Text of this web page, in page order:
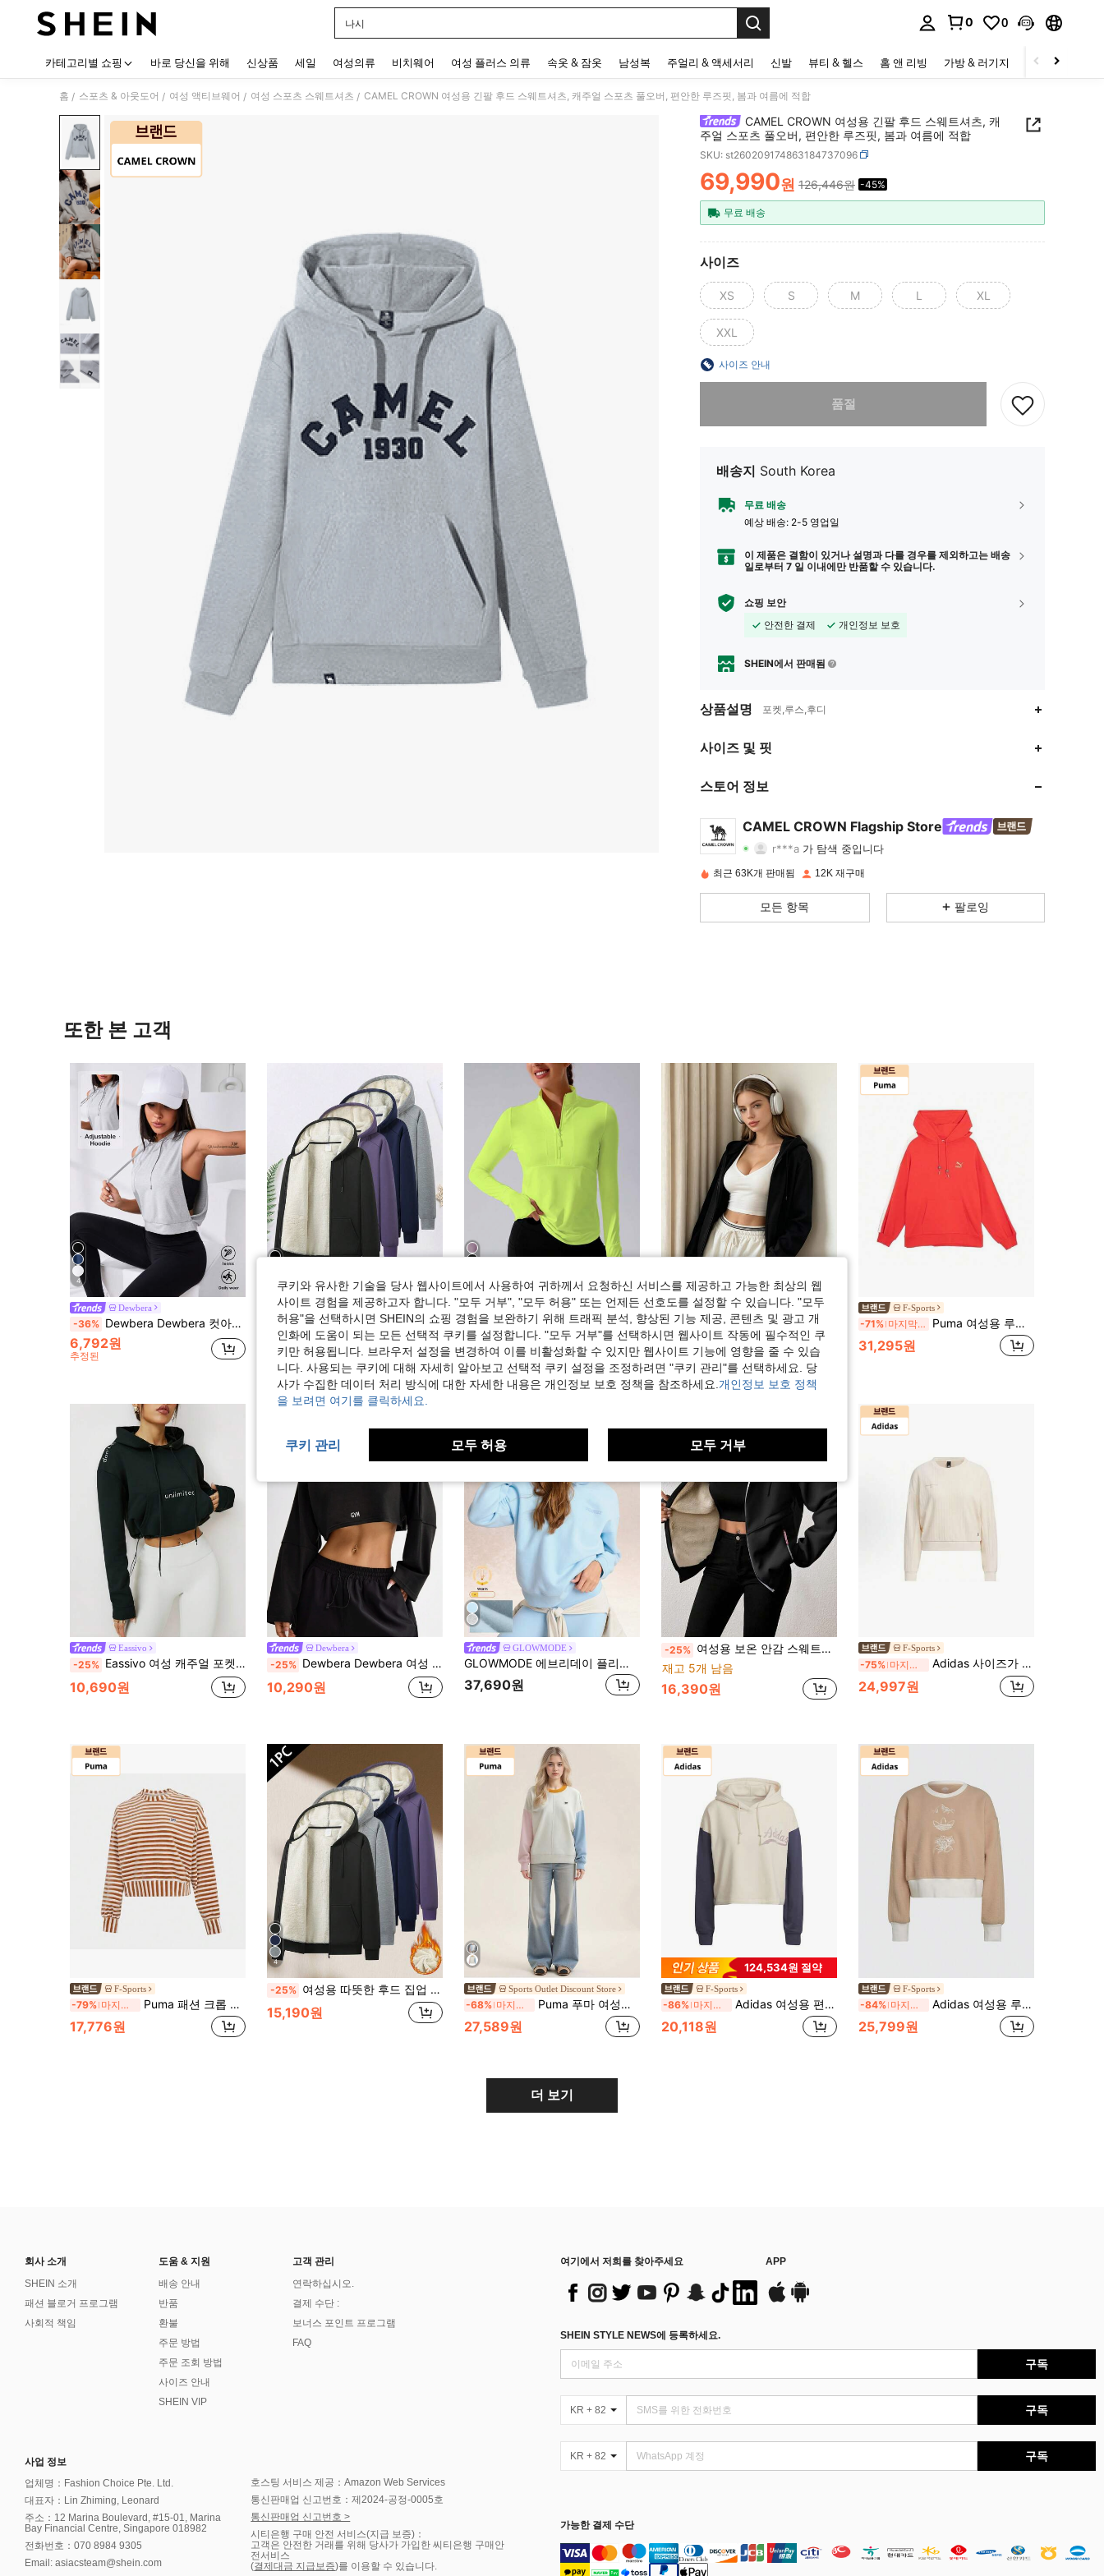
나시
0 0
카테고리별 쇼핑 바로 당신을 위해 신상품 세일 여성의류 비치웨어 여성 플러스 의류 속옷 & 잠옷 남성복 주얼리 & 액세서리 신발 뷰티 & 헬스 홈 앤 리빙 가방 & 러기지 스포츠 & 아웃
홈 / 스포츠 & 아웃도어 / 여성 액티브웨어 / 여성 스포츠 스웨트셔츠 / CAMEL CROWN 여성용 긴팔 후드 스웨트셔츠, 캐주얼 스포츠 풀오버, 편안한 루즈핏, 봄과 여름에 적합
CAMEL CROWN 여성용 긴팔 후드 스웨트셔츠, 캐
주얼 스포츠 풀오버, 편안한 루즈핏, 봄과 여름에 적합
SKU: st260209174863184737096
PRICE AND AVAILABILITY
69,990원 126,446원 -45%
무료 배송
사이즈
XS S M L XL
XXL
사이즈 안내
품절
배송지 South Korea
무료 배송
예상 배송: 2-5 영업일
이 제품은 결함이 있거나 설명과 다를 경우를 제외하고는 배송
일로부터 7 일 이내에만 반품할 수 있습니다.
쇼핑 보안
안전한 결제
개인정보 보호
SHEIN에서 판매됨
상품설명 포켓,루스,후디
사이즈 및 핏
스토어 정보
CAMEL CROWN Flagship Store
4.85
4.85
4.85 2.1K 72K
r***a 가 탐색 중입니다
4.85 2.1K 72K
4.85 72K
최근 63K개 판매됨 12K 재구매
모든 항목 팔로잉
또한 본 고객
4
Dewbera
-36% Dewbera Dewbera 컷아웃 드로스트링 스포츠 스웨트셔츠 크롭 스웨트셔츠
6,792원
추정된
-27% 마지막 3일 여성용 써멀 스웨트셔츠 - 겨울 러닝 스웨트셔츠, 하이킹 & 운동 스포츠용 포켓 포함
13,279원
19
-36% SHEIN Sports 형광 녹색 스탠드 칼라 반지퍼 스포츠 긴팔 스웨트셔츠, 엄지구멍 가을 스웨트셔츠
9,597원
추정된
-57% 마지막 2일 여성용 지퍼 후드 재킷, 미니멀리스트 화이트 로고 프린트 탄성 커프 드로스트링 후드 캐주얼 아우터웨어, 일상 착용, 스포츠, 피트니스, 야외 활동에 적합, 여자친구, 연인, 어머니를 위한 완벽한 휴일 선물
6,668원
F-Sports
-71% 마지막 3일 Puma 여성용 루즈핏 후드 풀오버 스웨트셔츠, 봄/가을 니트 플리스 캐주얼 스웨트셔츠 62726911
31,295원
Eassivo
-25% Eassivo 여성 캐주얼 포켓 후드 긴소매 스웨트셔츠, 데일리 웨어
10,690원
Dewbera
-25% Dewbera Dewbera 여성 레터 프린트 배트윙 슬리브 기본 크롭 긴팔 스웨트셔츠 스포츠 & 요가 크루넥 여성 스웨트셔츠용
10,290원
GLOWMODE
GLOWMODE 에브리데이 플리스 레디 셋 글로우 초극세사 보온 루즈핏 조절 가능한 드로스트링 스웨트셔츠 캐주얼 아웃도어 짐 겨울 발렌타인데이
37,690원
-25% 여성용 보온 안감 스웨트셔츠 재킷, 스포티 스웨트셔츠 블랙 스포츠
재고 5개 남음
16,390원
F-Sports
-75% 마지막 3일 Adidas 사이즈가 작게 나옵니다 가을/겨울 여성용 짧은 풀오버 스웨트셔츠, 편안하고 다용도 플리스 크루넥 스웨트셔츠 IP7066
24,997원
F-Sports
-79% 마지막 3일 Puma 패션 크롭 허리 밴딩 스웨트셔츠, 봄/가을 플리스 스트라이프 크루넥 풀오버 스포츠 탑 53763274
17,776원
4
-25% 여성용 따뜻한 후드 집업 재킷 - 주머니가 있는 따뜻한 스포츠 재킷, 달리기, 피트니스, 캐주얼, 야외 활동에 적합 블랙
15,190원
Sports Outlet Discount Store
-68% 마지막 3일 Puma 푸마 여성용 스웨트셔츠 스포츠웨어 캐주얼 라운드넥 루즈 풀오버 533052
27,589원
124,534원 절약
F-Sports
-86% 마지막 3일 Adidas 여성용 편안한 캐주얼 스포츠 다용도 스웨트셔츠 풀오버 HD9782, 봄과 가을에 적합
20,118원
F-Sports
-84% 마지막 3일 Adidas 여성용 루즈핏 숏 풀오버 스웨트셔츠, 플리스 안감 다용도 라운드넥 숏 애슬레틱 스웨트셔츠 HM1607, 가을/겨울
25,799원
더 보기
회사 소개
SHEIN 소개
패션 블로거 프로그램
사회적 책임
도움 & 지원
배송 안내
반품
환불
주문 방법
주문 조회 방법
사이즈 안내
SHEIN VIP
고객 관리
연락하십시오.
결제 수단 :
보너스 포인트 프로그램
FAQ
사업 정보
업체명：Fashion Choice Pte. Ltd.
대표자：Lin Zhiming, Leonard
주소：12 Marina Boulevard, #15-01, Marina
Bay Financial Centre, Singapore 018982
전화번호：070 8984 9305
Email: asiacsteam@shein.com
호스팅 서비스 제공：Amazon Web Services
통신판매업 신고번호：제2024-공정-0005호
통신판매업 신고번호 >
시티은행 구매 안전 서비스(지급 보증)：
고객은 안전한 거래를 위해 당사가 가입한 씨티은행 구매안
전서비스
(결제대금 지급보증)를 이용할 수 있습니다.
여기에서 저희를 찾아주세요 APP
SHEIN STYLE NEWS에 등록하세요.
구독
KR + 82 구독
KR + 82 구독
가능한 결제 수단
쿠키와 유사한 기술을 당사 웹사이트에서 사용하여 귀하께서 요청하신 서비스를 제공하고 가능한 최상의 웹
사이트 경험을 제공하고자 합니다. "모두 거부", "모두 허용" 또는 언제든 선호도를 설정할 수 있습니다. "모두
허용"을 선택하시면 SHEIN의 쇼핑 경험을 보완하기 위해 트래픽 분석, 향상된 기능 제공, 콘텐츠 및 광고 개
인화에 도움이 되는 모든 선택적 쿠키를 설정합니다. "모두 거부"를 선택하시면 웹사이트 작동에 필수적인 쿠
키만 허용됩니다. 브라우저 설정을 변경하여 이를 비활성화할 수 있지만 웹사이트 기능에 영향을 줄 수 있습
니다. 사용되는 쿠키에 대해 자세히 알아보고 선택적 쿠키 설정을 조정하려면 "쿠키 관리"를 선택하세요. 당
사가 수집한 데이터 처리 방식에 대한 자세한 내용은 개인정보 보호 정책을 참조하세요. 개인정보 보호 정책
을 보려면 여기를 클릭하세요.
쿠키 관리 모두 허용 모두 거부